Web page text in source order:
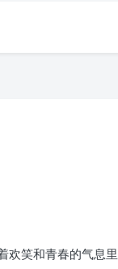
笑和青春的气息